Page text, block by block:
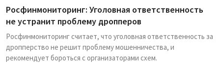
Архив
Подписка
Росфинмониторинг: Уголовная ответственность
не устранит проблему дропперов
Росфинмониторинг считает, что уголовная ответственность за
дропперство не решит проблему мошенничества, и
рекомендует бороться с организаторами схем.